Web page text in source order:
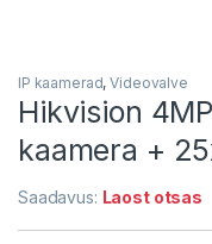
IP kaamerad,Videovalve
Hikvision
kaamera +
Saadavus: Laost otsas